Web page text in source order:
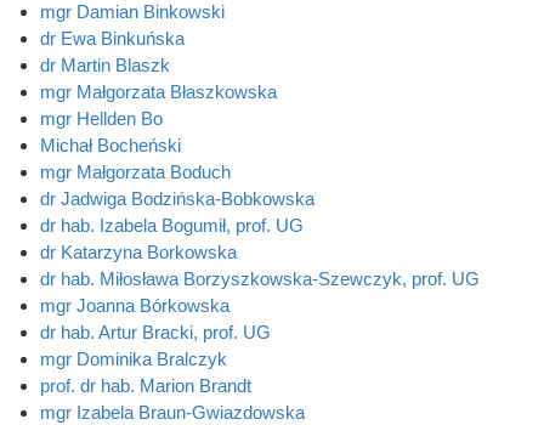
mgr Damian Binkowski
dr Ewa Binkuńska
dr Martin Blaszk
mgr Małgorzata Błaszkowska
mgr Hellden Bo
Michał Bocheński
mgr Małgorzata Boduch
dr Jadwiga Bodzińska-Bobkowska
dr hab. Izabela Bogumił, prof. UG
dr Katarzyna Borkowska
dr hab. Miłosława Borzyszkowska-Szewczyk, prof. UG
mgr Joanna Bórkowska
dr hab. Artur Bracki, prof. UG
mgr Dominika Bralczyk
prof. dr hab. Marion Brandt
mgr Izabela Braun-Gwiazdowska